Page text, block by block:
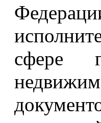
сфере